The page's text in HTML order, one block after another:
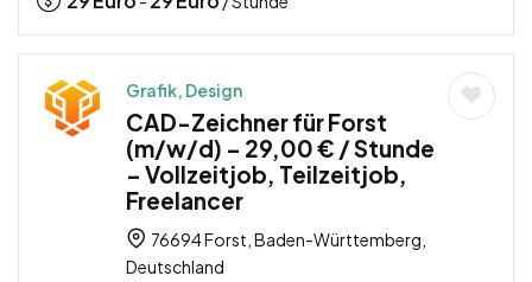
Grafik, Design
CAD-Zeichner für Forst
(m/w/d) – 29,00 € / Stunde
– Vollzeitjob, Teilzeitjob,
Freelancer
76694 Forst, Baden-Württemberg,
Deutschland